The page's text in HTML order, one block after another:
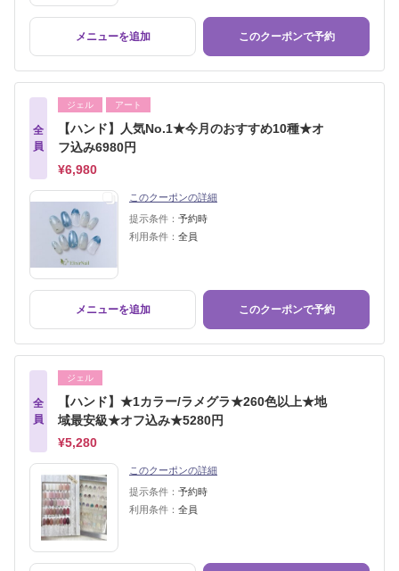
メニューを追加 このクーポンで予約
全
員
ジェル アート
【ハンド】人気No.1★今月のおすすめ10種★オ
フ込み6980円
¥6,980
このクーポンの詳細
提示条件： 予約時
利用条件： 全員
メニューを追加 このクーポンで予約
全
員
ジェル
【ハンド】★1カラー/ラメグラ★260色以上★地
域最安級★オフ込み★5280円
¥5,280
このクーポンの詳細
提示条件： 予約時
利用条件： 全員